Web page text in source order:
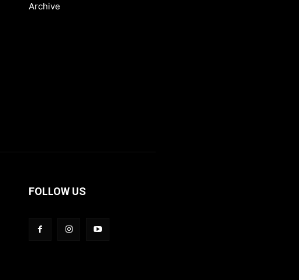
Archive
FOLLOW US